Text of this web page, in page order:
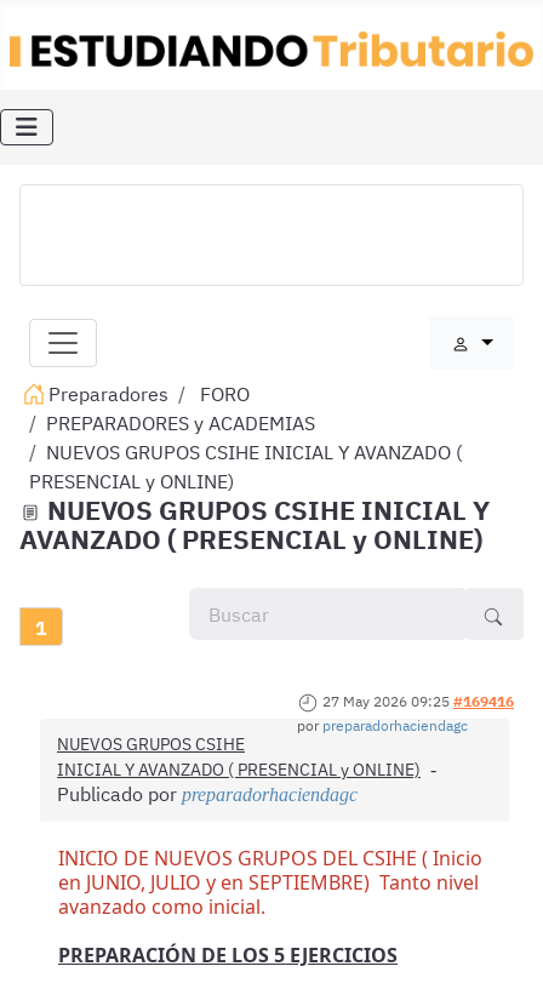
Preparadores
FORO
PREPARADORES y ACADEMIAS
NUEVOS GRUPOS CSIHE INICIAL Y AVANZADO (
PRESENCIAL y ONLINE)
NUEVOS GRUPOS CSIHE INICIAL Y
AVANZADO ( PRESENCIAL y ONLINE)
1
27 May 2026 09:25 #169416
por preparadorhaciendagc
NUEVOS GRUPOS CSIHE
INICIAL Y AVANZADO ( PRESENCIAL y ONLINE)
Publicado por preparadorhaciendagc
INICIO DE NUEVOS GRUPOS DEL CSIHE ( Inicio
en JUNIO, JULIO y en SEPTIEMBRE) Tanto nivel
avanzado como inicial.
PREPARACIÓN DE LOS 5 EJERCICIOS